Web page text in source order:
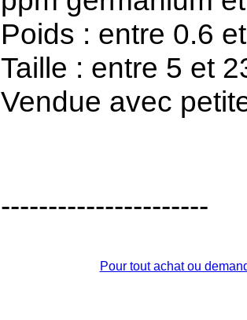
Poids : entre 0.6
Taille : entre 5 et
Vendue avec
----------------------
Pour tout achat ou